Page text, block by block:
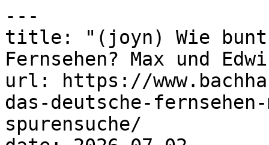
---
title: "(joyn) Wie bunt
Fernsehen? Max und
url: https://
das-deutsche-
spurensuche/